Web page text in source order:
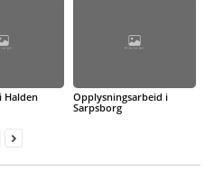
Halden
Opplysningsarbeid i
Sarpsborg